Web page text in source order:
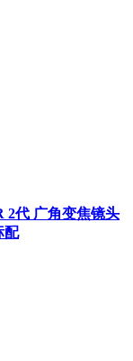
2代 广角变焦镜头
配